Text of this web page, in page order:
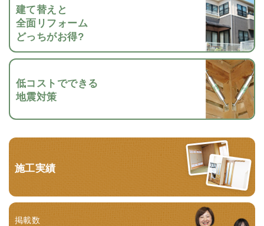
建て替えと
全面リフォーム
どっちがお得?
低コストでできる
地震対策
施工実績
掲載数